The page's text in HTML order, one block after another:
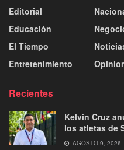
Editorial
Educación
El Tiempo
Entretenimiento
Recientes
Kelvin Cruz
los atletas de
AGOSTO 9, 2026